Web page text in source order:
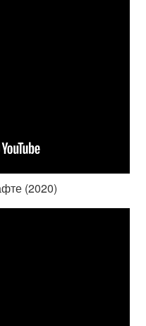
(2020)